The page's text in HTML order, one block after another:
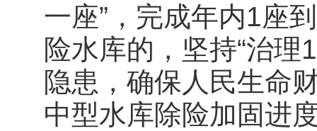
一座”，完成年内1座
险水库的，坚持“治理
隐患，确保人民生命
中型水库除险加固进